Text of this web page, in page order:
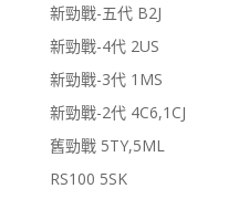
新勁戰-五代 B2J
新勁戰-4代 2US
新勁戰-3代 1MS
新勁戰-2代 4C6,1CJ
舊勁戰 5TY,5ML
RS100 5SK